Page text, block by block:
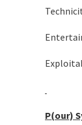
P(our)